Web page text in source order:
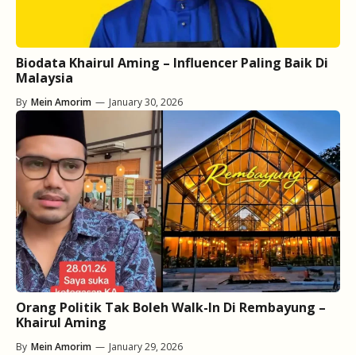
Biodata Khairul Aming – Influencer Paling Baik Di
Malaysia
By Mein Amorim — January 30, 2026
Orang Politik Tak Boleh Walk-In Di Rembayung –
Khairul Aming
By Mein Amorim — January 29, 2026